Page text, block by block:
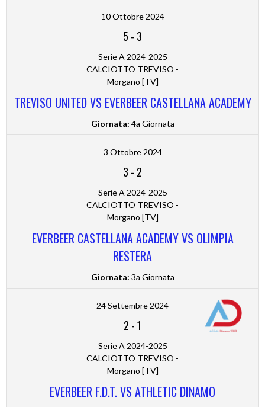
10 Ottobre 2024
5 - 3
Serie A 2024-2025
CALCIOTTO TREVISO -
Morgano [TV]
TREVISO UNITED VS EVERBEER CASTELLANA ACADEMY
Giornata: 4a Giornata
3 Ottobre 2024
3 - 2
Serie A 2024-2025
CALCIOTTO TREVISO -
Morgano [TV]
EVERBEER CASTELLANA ACADEMY VS OLIMPIA
RESTERA
Giornata: 3a Giornata
24 Settembre 2024
2 -1
Serie A 2024-2025
CALCIOTTO TREVISO -
Morgano [TV]
EVERBEER F.D.T. VS ATHLETIC DINAMO